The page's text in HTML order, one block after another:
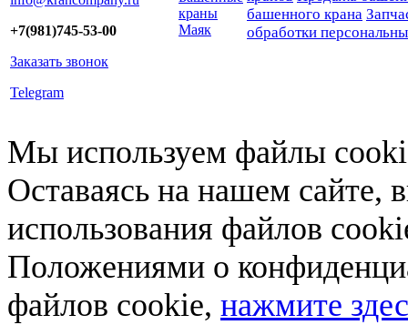
+7(981)745-53-00
Заказать звонок
Telegram
краны
Маяк
башенного крана
обработки
Мы используем файлы
Оставаясь на нашем сайте,
использования файлов
Положениями о
файлов cookie, нажмите